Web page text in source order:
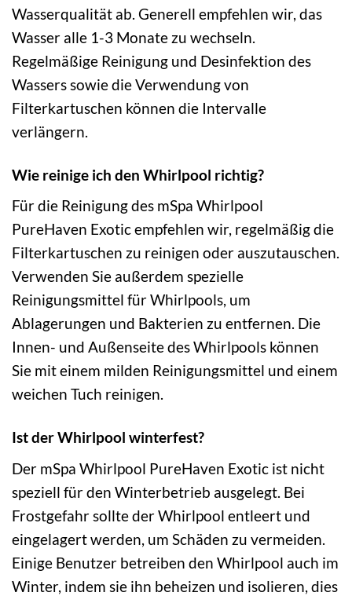
Wasserqualität ab. Generell empfehlen wir, das
Wasser alle 1-3 Monate zu wechseln.
Regelmäßige Reinigung und Desinfektion des
Wassers sowie die Verwendung von
Filterkartuschen können die Intervalle
verlängern.
Wie reinige ich den Whirlpool richtig?
Für die Reinigung des mSpa Whirlpool
PureHaven Exotic empfehlen wir, regelmäßig die
Filterkartuschen zu reinigen oder auszutauschen.
Verwenden Sie außerdem spezielle
Reinigungsmittel für Whirlpools, um
Ablagerungen und Bakterien zu entfernen. Die
Innen- und Außenseite des Whirlpools können
Sie mit einem milden Reinigungsmittel und einem
weichen Tuch reinigen.
Ist der Whirlpool winterfest?
Der mSpa Whirlpool PureHaven Exotic ist nicht
speziell für den Winterbetrieb ausgelegt. Bei
Frostgefahr sollte der Whirlpool entleert und
eingelagert werden, um Schäden zu vermeiden.
Einige Benutzer betreiben den Whirlpool auch im
Winter, indem sie ihn beheizen und isolieren, dies